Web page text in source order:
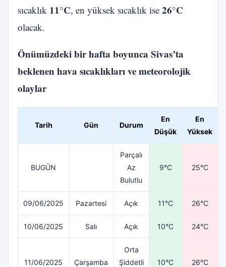
sıcaklık 11°C, en yüksek sıcaklık ise 26°C
olacak.
Önümüzdeki bir hafta boyunca Sivas’ta
beklenen hava sıcaklıkları ve meteorolojik
olaylar
Tarih Gün Durum
En
Düşük
En
Yüksek
BUGÜN
Parçalı
Az
Bulutlu
9°C 25°C
09/06/2025 Pazartesi Açık 11°C 26°C
10/06/2025 Salı Açık 10°C 24°C
11/06/2025 Çarşamba
Orta
Şiddetli
10°C 26°C